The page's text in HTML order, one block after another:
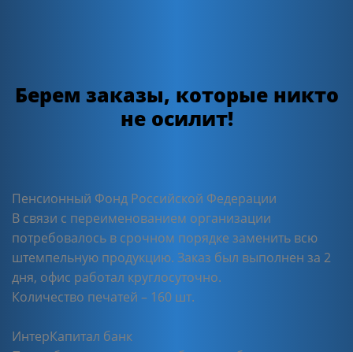
Берем заказы, которые никто
не осилит!
Пенсионный Фонд Российской Федерации
В связи с переименованием организации
потребовалось в срочном порядке заменить всю
штемпельную продукцию. Заказ был выполнен за 2
дня, офис работал круглосуточно.
Количество печатей – 160 шт.
ИнтерКапитал банк